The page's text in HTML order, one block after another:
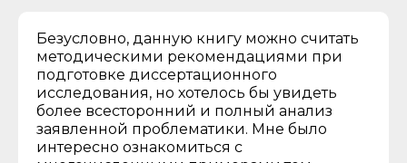
Безусловно, данную книгу можно считать
методическими рекомендациями при
подготовке диссертационного
исследования, но хотелось бы увидеть
более всесторонний и полный анализ
заявленной проблематики. Мне было
интересно ознакомиться с